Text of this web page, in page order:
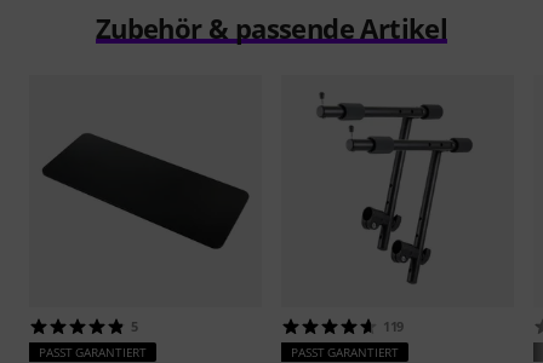
Zubehör & passende Artikel
5
PASST GARANTIERT
119
PASST GARANTIERT